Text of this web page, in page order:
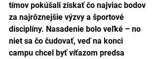
tímov pokúšali získať čo najviac bodov
za najrôznejšie výzvy a športové
disciplíny. Nasadenie bolo veľké – no
niet sa čo čudovať, veď na konci
campu chcel byť víťazom predsa